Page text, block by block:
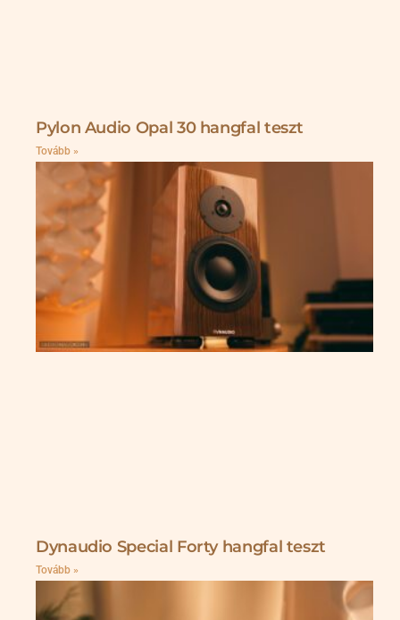
Pylon Audio Opal 30 hangfal teszt
Tovább »
Dynaudio Special Forty hangfal teszt
Tovább »